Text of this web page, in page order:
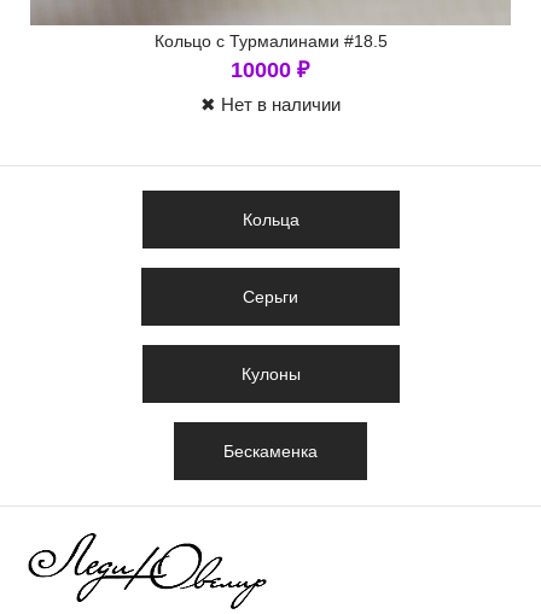
Кольцо с Турмалинами #18.5
10000 ₽
✖ Нет в наличии
Кольца
Серьги
Кулоны
Бескаменка